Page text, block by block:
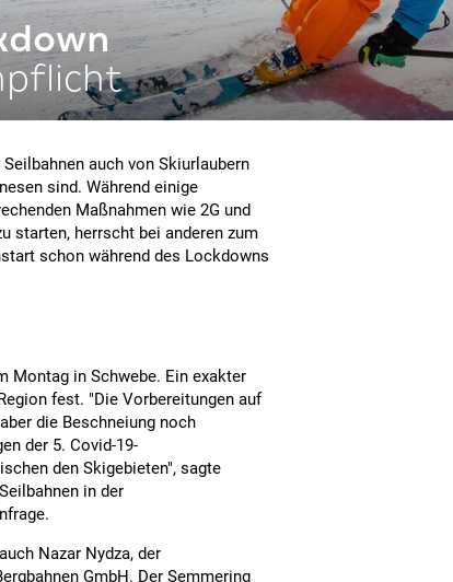
auch von Skiurlaubern
sind. Während einige
Maßnahmen wie 2G und
starten, herrscht bei anderen zum
schon während des Lockdowns
Montag in Schwebe. Ein exakter
fest. "Die Vorbereitungen auf
die Beschneiung noch
der 5. Covid-19-
den Skigebieten", sagte
in der
Nazar Nydza, der
GmbH. Der Semmering